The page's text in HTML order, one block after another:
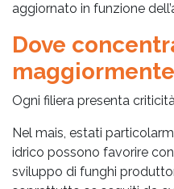
aggiornato in funzione
Dove
Ogni filiera presenta
Nel mais, estati
idrico possono favorire
sviluppo di funghi